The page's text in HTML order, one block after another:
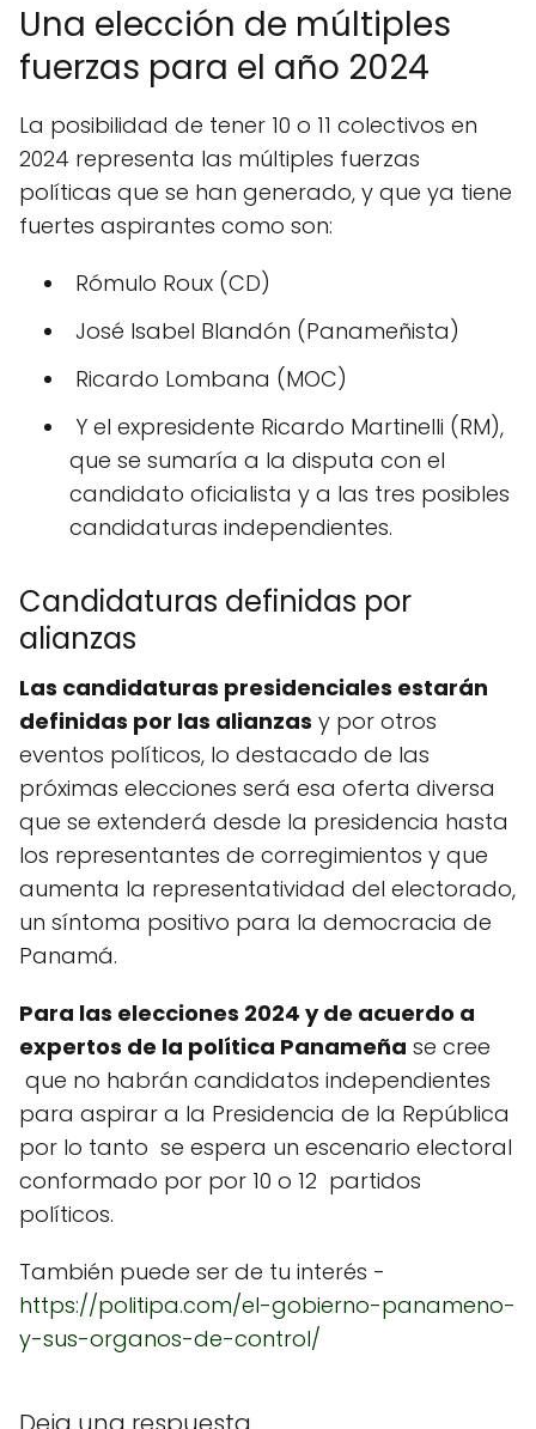
Una elección de múltiples
fuerzas para el año 2024
La posibilidad de tener 10 o 11 colectivos en
2024 representa las múltiples fuerzas
políticas que se han generado, y que ya tiene
fuertes aspirantes como son:
Rómulo Roux (CD)
José Isabel Blandón (Panameñista)
Ricardo Lombana (MOC)
Y el expresidente Ricardo Martinelli (RM),
que se sumaría a la disputa con el
candidato oficialista y a las tres posibles
candidaturas independientes.
Candidaturas definidas por
alianzas
Las candidaturas presidenciales estarán
definidas por las alianzas y por otros
eventos políticos, lo destacado de las
próximas elecciones será esa oferta diversa
que se extenderá desde la presidencia hasta
los representantes de corregimientos y que
aumenta la representatividad del electorado,
un síntoma positivo para la democracia de
Panamá.
Para las elecciones 2024 y de acuerdo a
expertos de la política Panameña se cree
que no habrán candidatos independientes
para aspirar a la Presidencia de la República
por lo tanto se espera un escenario electoral
conformado por por 10 o 12 partidos
políticos.
También puede ser de tu interés -
https://politipa.com/el-gobierno-panameno-
y-sus-organos-de-control/